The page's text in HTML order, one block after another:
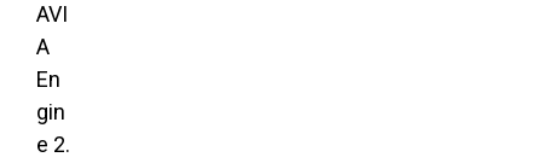
AVI
A
En
gin
e 2.